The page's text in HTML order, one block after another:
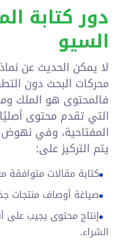
دور كتابة
السيو
لا يمكن الحديث عن
محركات البحث دون
فالمحتوى هو الملك
التي تقدم محتوى
المفتاحية، وفي نهوض
يتم التركيز على:
كتابة مقالات متوافقة
صياغة أوصاف منتجات
إنتاج محتوى يجيب على
الشراء.